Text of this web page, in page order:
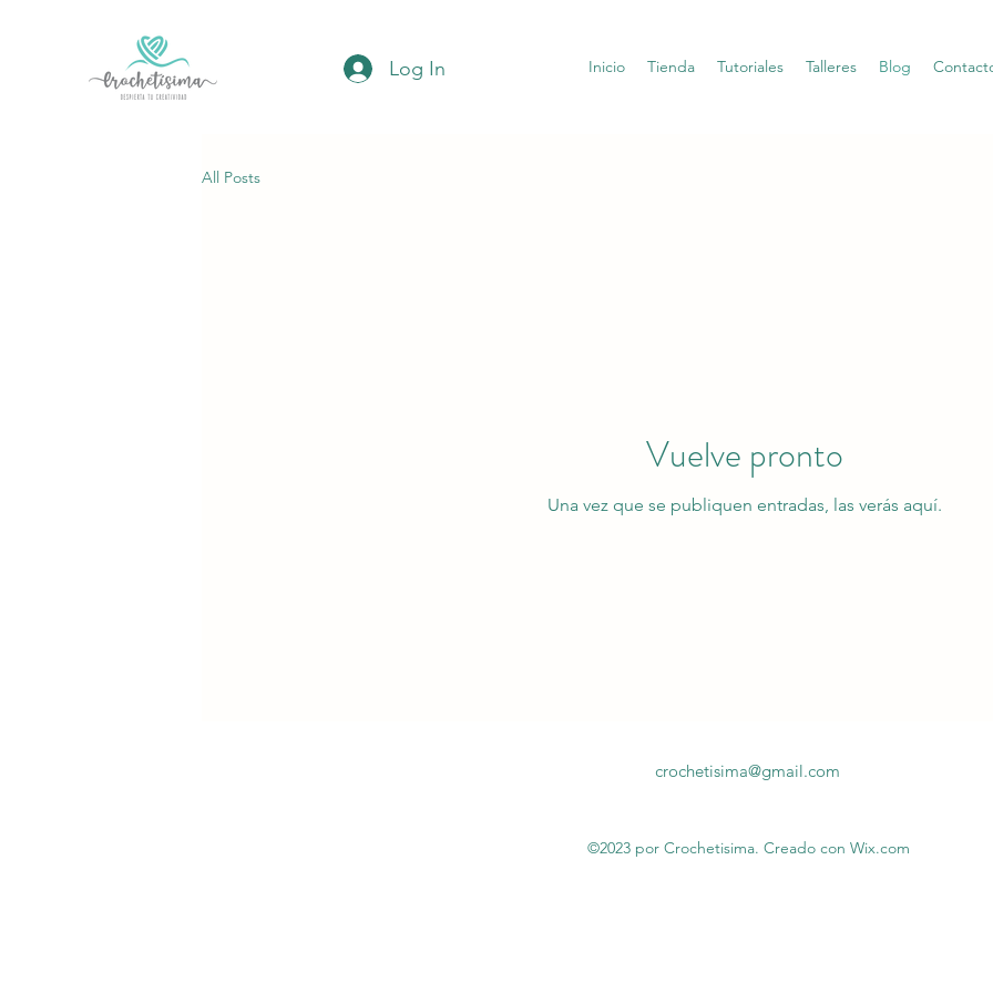
Log In Inicio Tienda Tutoriales Talleres Blog
All Posts
Vuelve pronto
Una vez que se publiquen entradas, las verás aquí.
crochetisima@gmail.com
©2023 por Crochetisima. Creado con Wix.com